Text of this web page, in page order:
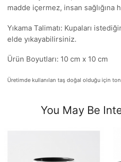
madde içermez, insan sağlığına
Yıkama Talimatı: Kupaları
elde yıkayabilirsiniz.
Ürün Boyutları: 10 cm x 10 cm
Üretimde kullanılan taş doğal olduğu için ton
You May Be